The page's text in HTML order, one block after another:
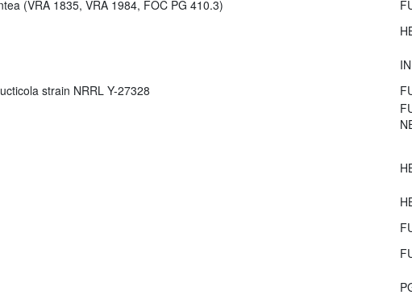
(VRA 1835, VRA 1984, FOC PG 410.3)
IN
strain NRRL Y-27328